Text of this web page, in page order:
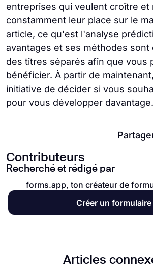
entreprises qui veulent croître et
constamment leur place sur le
article, ce qu'est l'analyse
avantages et ses méthodes sont
des titres séparés afin que vous
bénéficier. À partir de
initiative de décider si vous
pour vous développer davantage.
Contributeurs
Recherché et rédigé par
forms.app, ton créateur de
Créer un formulaire
Articles